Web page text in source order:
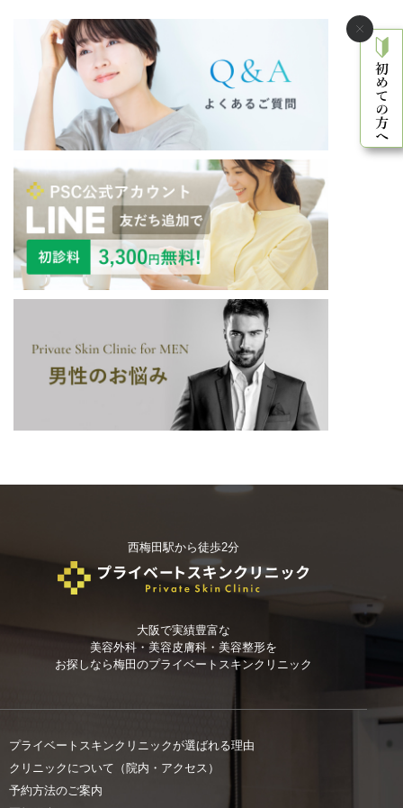
西梅田駅から徒歩2分
大阪で実績豊富な
美容外科・美容皮膚科・美容整形を
お探しなら梅田のプライベートスキンクリニック
プライベートスキンクリニックが選ばれる理由
クリニックについて（院内・アクセス）
予約方法のご案内